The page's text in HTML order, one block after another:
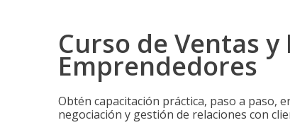
Curso de Ventas
Emprendedores
Obtén capacitación práctica, paso a paso,
negociación y gestión de relaciones con